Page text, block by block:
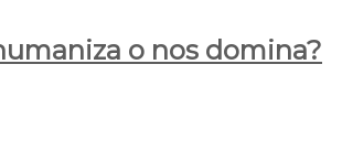
o nos domina?